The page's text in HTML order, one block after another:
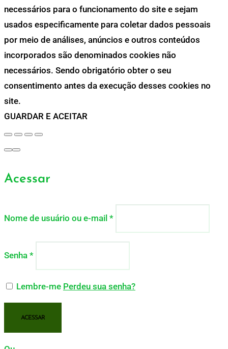
necessários para o funcionamento do site e sejam
usados especificamente para coletar dados pessoais
por meio de análises, anúncios e outros conteúdos
incorporados são denominados cookies não
necessários. Sendo obrigatório obter o seu
consentimento antes da execução desses cookies no
site.
GUARDAR E ACEITAR
Acessar
Nome de usuário ou e-mail *
Senha *
Lembre-me Perdeu sua senha?
ACESSAR